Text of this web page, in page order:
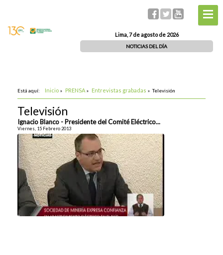
Lima, 7 de agosto de 2026
NOTICIAS DEL DÍA
Está aquí: Inicio » PRENSA » Entrevistas grabadas » Televisión
Televisión
Ignacio Blanco - Presidente del Comité Eléctrico...
Viernes, 15 Febrero 2013